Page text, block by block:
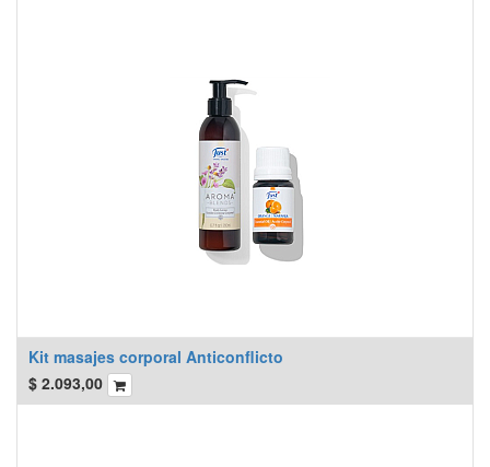
Kit masajes corporal Anticonflicto
$ 2.093,00